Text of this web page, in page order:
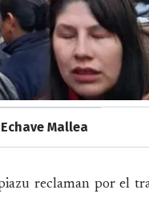
Mallea
reclaman por el